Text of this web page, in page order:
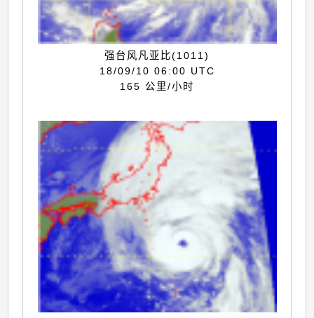
强台风凡亚比(1011)
18/09/10 06:00 UTC
165 公里/小时